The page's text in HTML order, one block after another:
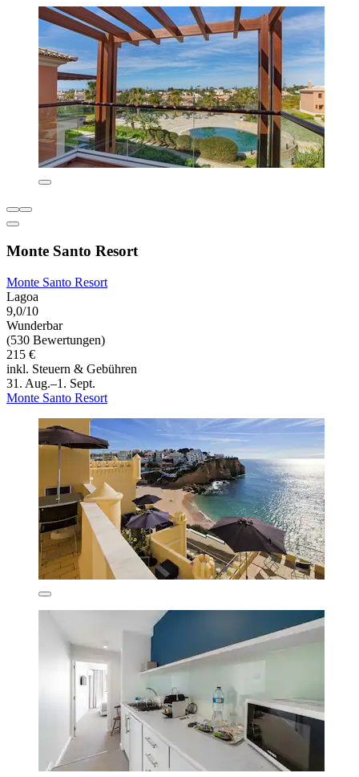
Monte Santo Resort
Monte Santo Resort
Lagoa
9,0/10
Wunderbar
(530 Bewertungen)
215 €
inkl. Steuern & Gebühren
31. Aug.–1. Sept.
Monte Santo Resort